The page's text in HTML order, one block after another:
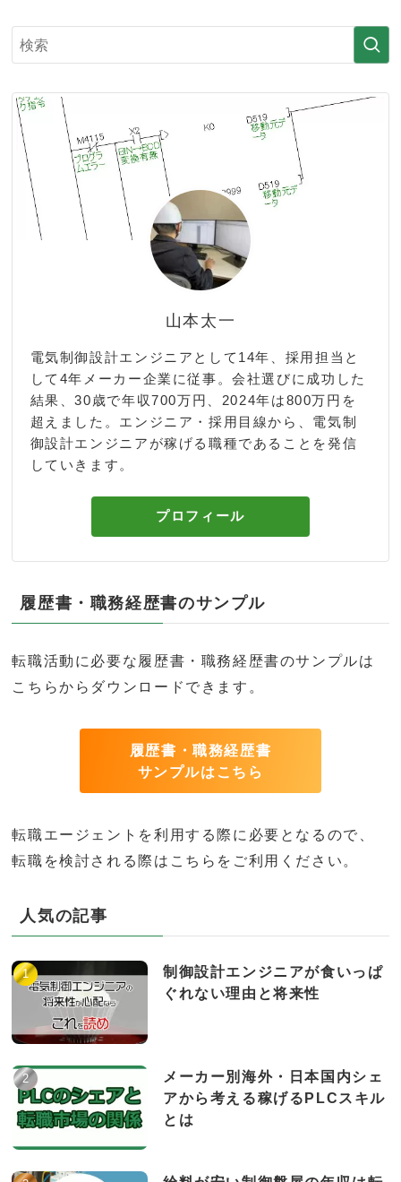
山本太一
電気制御設計エンジニアとして14年、採用担当と
して4年メーカー企業に従事。会社選びに成功した
結果、30歳で年収700万円、2024年は800万円を
超えました。エンジニア・採用目線から、電気制
御設計エンジニアが稼げる職種であることを発信
していきます。
プロフィール
履歴書・職務経歴書のサンプル
転職活動に必要な履歴書・職務経歴書のサンプルは
こちらからダウンロードできます。
履歴書・職務経歴書
サンプルはこちら
転職エージェントを利用する際に必要となるので、
転職を検討される際はこちらをご利用ください。
人気の記事
制御設計エンジニアが食いっぱ
ぐれない理由と将来性
メーカー別海外・日本国内シェ
アから考える稼げるPLCスキル
とは